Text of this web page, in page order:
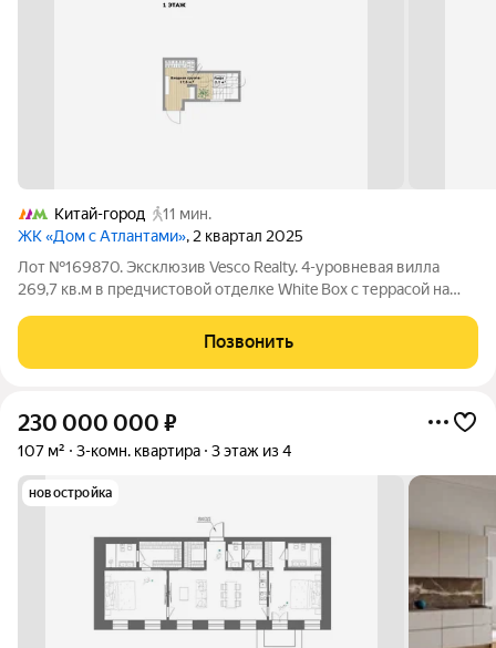
Китай-город
11 мин.
ЖК «Дом с Атлантами», 2 квартал 2025
Лот №169870. Эксклюзив Vesco Realty. 4-уровневая вилла
269,7 кв.м в предчистовой отделке White Box с террасой на
Уникальный формат городской виллы для тех, кто ценит
приватность и уединение.
Позвонить
230 000 000 ₽
107 м² 3-комн. квартира 3 этаж из 4
новостройка